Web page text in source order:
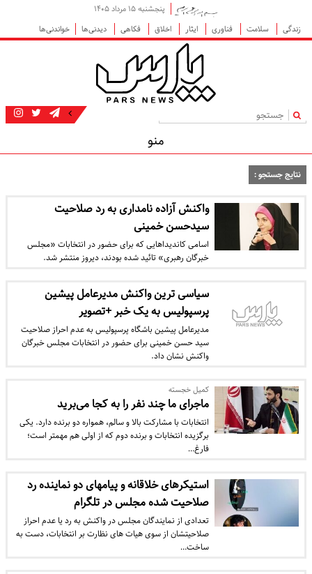
پنجشنبه ۱۵ مرداد ۱۴۰۵
زندگی
سلامت فناوری ایثار اخلاق فکاهی دیدنی‌ها خواندنی‌ها
|
منو
نتایج جستجو :
واکنش آزاده نامداری به رد صلاحیت
سیدحسن خمینی
اسامی کاندیداهایی که برای حضور در انتخابات «مجلس
خبرگان رهبری» تائید شده بودند، دیروز منتشر شد.
سیاسی ترین واکنش مدیرعامل پیشین
پرسپولیس به یک خبر +تصویر
مدیرعامل پیشین باشگاه پرسپولیس به عدم احراز صلاحیت
سید حسن خمینی برای حضور در انتخابات مجلس خبرگان
واکنش نشان داد.
کمیل خجسته
ماجرای ما چند نفر را به کجا می‌برید
انتخابات با مشارکت بالا و سالم، همواره دو برنده دارد. یکی
برگزیده انتخابات و برنده دوم که از اولی هم مهمتر است؛
فارغ…
استیکرهای خلاقانه و پیام‎های دو نماینده رد
صلاحیت شده مجلس در تلگرام
تعدادی از نمایندگان مجلس در واکنش به رد یا عدم احراز
صلاحیتشان از سوی هیات های نظارت بر انتخابات، دست به
ساخت…